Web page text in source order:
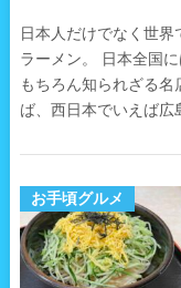
日本人だけでなく世
ラーメン。 日本全国
もちろん知られざる名
ば、西日本でいえば
お手頃グルメ